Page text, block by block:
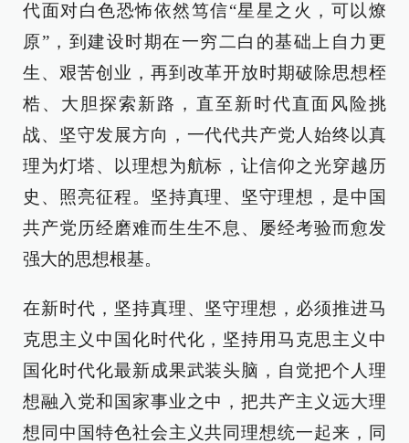
代面对白色恐怖依然笃信“星星之火，可以燎
原”，到建设时期在一穷二白的基础上自力更
生、艰苦创业，再到改革开放时期破除思想桎
梏、大胆探索新路，直至新时代直面风险挑
战、坚守发展方向，一代代共产党人始终以真
理为灯塔、以理想为航标，让信仰之光穿越历
史、照亮征程。坚持真理、坚守理想，是中国
共产党历经磨难而生生不息、屡经考验而愈发
强大的思想根基。
在新时代，坚持真理、坚守理想，必须推进马
克思主义中国化时代化，坚持用马克思主义中
国化时代化最新成果武装头脑，自觉把个人理
想融入党和国家事业之中，把共产主义远大理
想同中国特色社会主义共同理想统一起来，同